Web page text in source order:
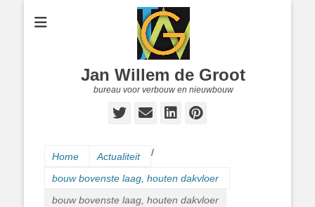
Jan Willem de Groot
bureau voor verbouw en nieuwbouw
Twitter
E-
LinkedIn
Pinterest
Home Actualiteit /
bouw bovenste laag, houten dakvloer
bouw bovenste laag, houten dakvloer